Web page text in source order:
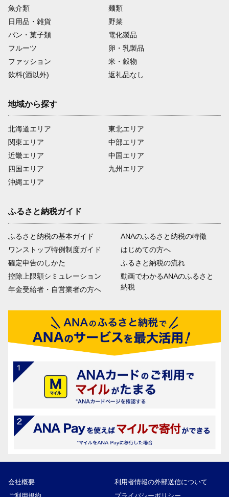
魚介類
麺類
日用品・雑貨
野菜
パン・菓子類
電化製品
フルーツ
卵・乳製品
ファッション
米・穀物
飲料(酒以外)
返礼品なし
地域から探す
北海道エリア
関東エリア
近畿エリア
四国エリア
沖縄エリア
東北エリア
中部エリア
中国エリア
九州エリア
ふるさと納税ガイド
ふるさと納税の基本ガイド
ワンストップ特例制度ガイド
確定申告のしかた
控除上限額シミュレーション
年金受給者・自営業者の方へ
ANAのふるさと納税の特徴
はじめての方へ
ふるさと納税の流れ
動画でわかるANAのふるさと
納税
会社概要
利用者情報の外部送信について